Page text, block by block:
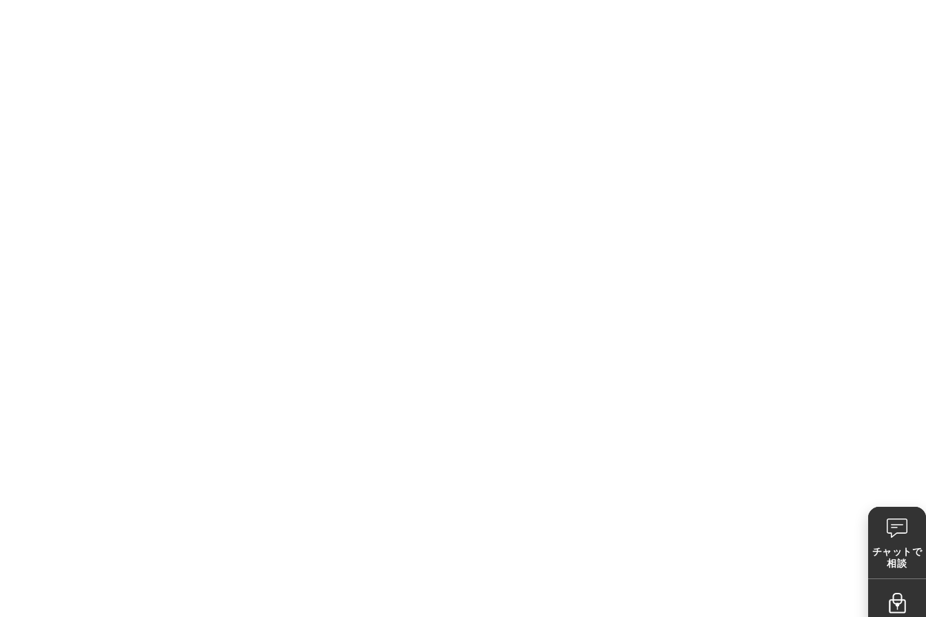
チャットで
相談